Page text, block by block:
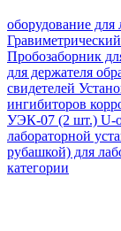
оборудование для
Пробозаборник
для держателя
свидетелей
ингибиторов
УЭК-07 (2 шт.) U-
лабораторной
рубашкой) для
категории